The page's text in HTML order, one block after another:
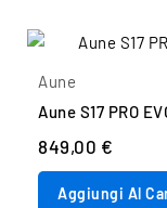
Aune
Aune S17 PRO
849,00 €
Aggiungi Al